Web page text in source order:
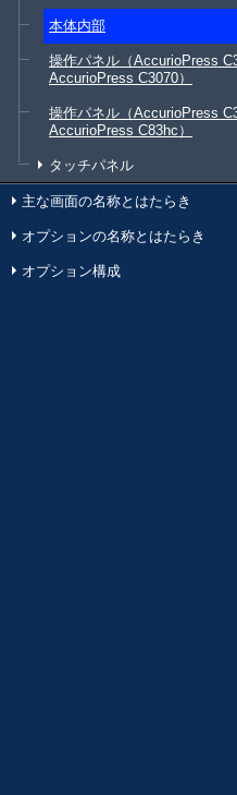
本体内部
操作パネル（AccurioPress
AccurioPress C3070）
操作パネル（AccurioPress
AccurioPress C83hc）
タッチパネル
主な画面の名称とはたらき
オプションの名称とはたらき
オプション構成